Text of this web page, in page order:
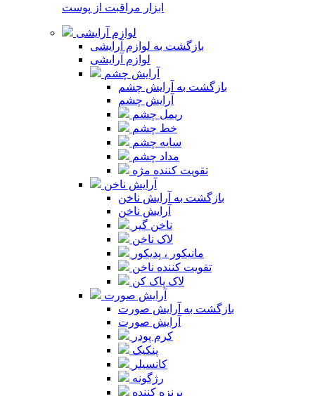
ابزار مراقبت از پوست
لوازم آرایشی
بازگشت به لوازم آرایشی
لوازم آرایشی
آرایش چشم
بازگشت به آرایش چشم
آرایش چشم
ریمل چشم
خط چشم
سایه چشم
مداد چشم
تقویت کننده مژه
آرایش ناخن
بازگشت به آرایش ناخن
آرایش ناخن
ناخن گیر
لاک ناخن
مانیکور ، پدیکور
تقویت کننده ناخن
لاک پاک کن
آرایش صورت
بازگشت به آرایش صورت
آرایش صورت
کرم پودر
پنکیک
کانسیلر
رژگونه
برنزه کننده